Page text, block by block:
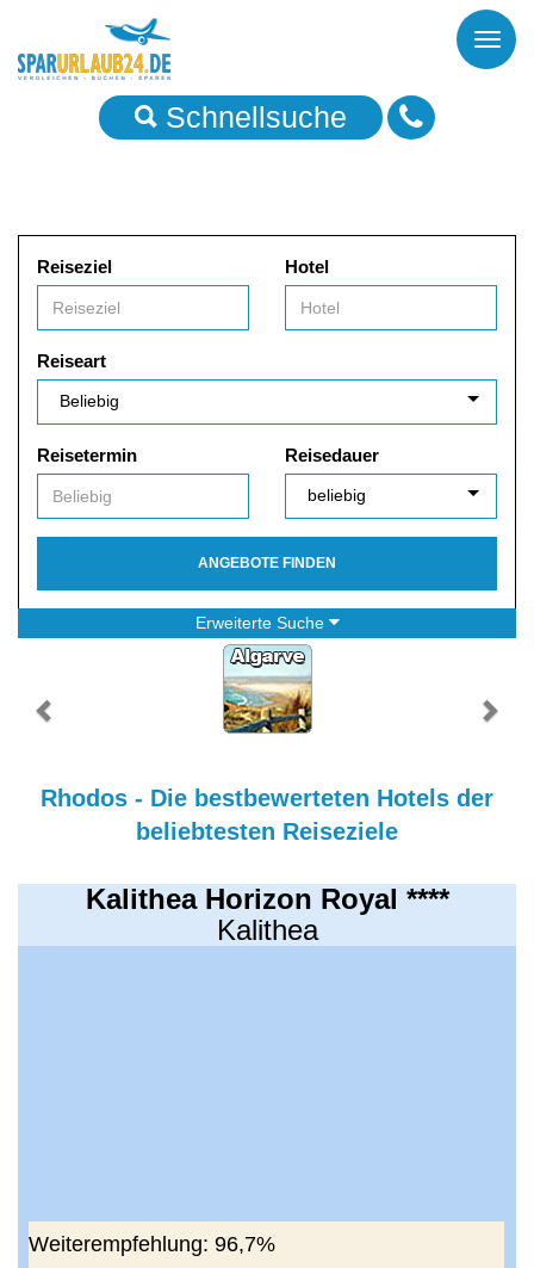
Toggle
Schnellsuche
Reiseziel Hotel
Reiseart
Reisetermin Reisedauer
ANGEBOTE FINDEN
Erweiterte Suche
Rhodos - Die bestbewerteten Hotels der
beliebtesten Reiseziele
Kalithea Horizon Royal ****
Kalithea
Weiterempfehlung: 96,7%